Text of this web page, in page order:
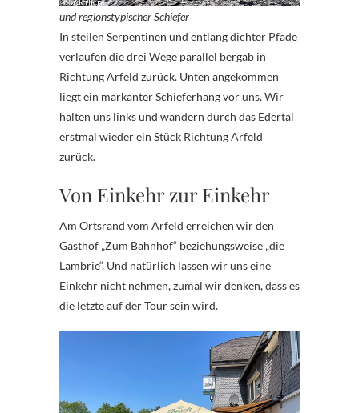
und regionstypischer Schiefer
In steilen Serpentinen und entlang dichter Pfade
verlaufen die drei Wege parallel bergab in
Richtung Arfeld zurück. Unten angekommen
liegt ein markanter Schieferhang vor uns. Wir
halten uns links und wandern durch das Edertal
erstmal wieder ein Stück Richtung Arfeld
zurück.
Von Einkehr zur Einkehr
Am Ortsrand vom Arfeld erreichen wir den
Gasthof „Zum Bahnhof“ beziehungsweise „die
Lambrie“. Und natürlich lassen wir uns eine
Einkehr nicht nehmen, zumal wir denken, dass es
die letzte auf der Tour sein wird.